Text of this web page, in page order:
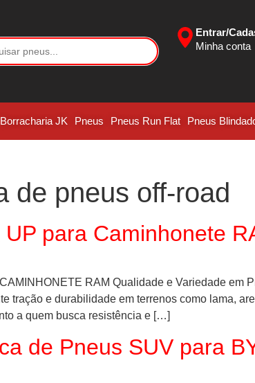
Entrar/
Minha conta
Borracharia JK Pneus Pneus Run Flat Pneus
de pneus off-road
para Caminhonete
RAM Qualidade e Variedade em
tração e durabilidade em terrenos como lama,
a quem busca resistência e […]
de Pneus SUV para